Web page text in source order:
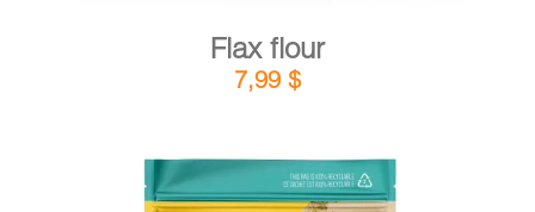
Flax flour
7,99 $